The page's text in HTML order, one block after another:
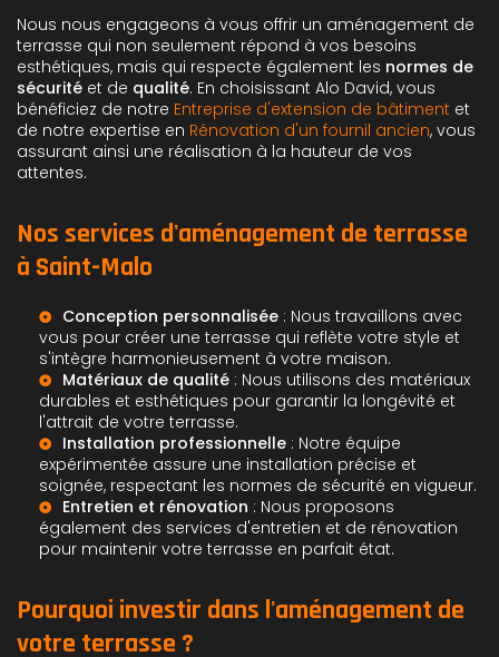
Nous nous engageons à vous offrir un aménagement de
terrasse qui non seulement répond à vos besoins
esthétiques, mais qui respecte également les normes de
sécurité et de qualité. En choisissant Alo David, vous
bénéficiez de notre Entreprise d'extension de bâtiment et
de notre expertise en Rénovation d'un fournil ancien, vous
assurant ainsi une réalisation à la hauteur de vos
attentes.
Nos services d'aménagement de terrasse
à Saint-Malo
Conception personnalisée : Nous travaillons avec
vous pour créer une terrasse qui reflète votre style et
s'intègre harmonieusement à votre maison.
Matériaux de qualité : Nous utilisons des matériaux
durables et esthétiques pour garantir la longévité et
l'attrait de votre terrasse.
Installation professionnelle : Notre équipe
expérimentée assure une installation précise et
soignée, respectant les normes de sécurité en vigueur.
Entretien et rénovation : Nous proposons
également des services d'entretien et de rénovation
pour maintenir votre terrasse en parfait état.
Pourquoi investir dans l'aménagement de
votre terrasse ?